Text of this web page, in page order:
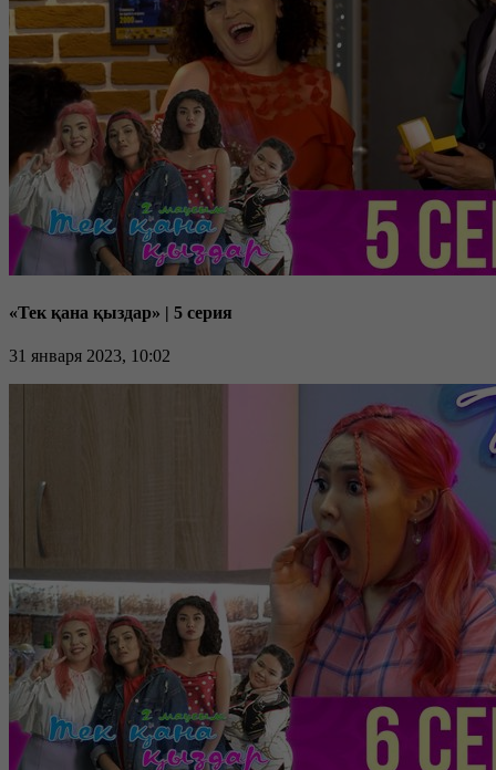
«Тек қана қыздар» | 5 серия
31 января 2023, 10:02